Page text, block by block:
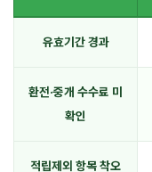
유효기간 경과
환전·중개 수수료 미
확인
적립제외 항목 착오